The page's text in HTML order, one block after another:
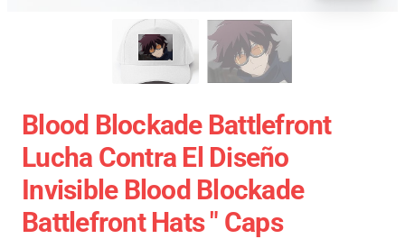
Blood Blockade Battlefront
Lucha Contra El Diseño
Invisible Blood Blockade
Battlefront Hats " Caps